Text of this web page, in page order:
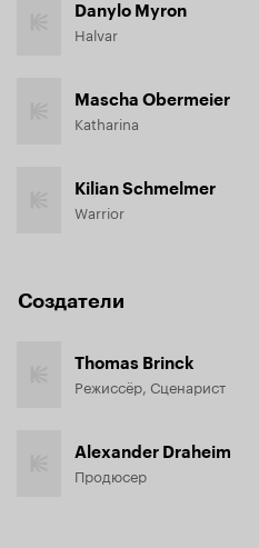
Danylo Myron
Halvar
Mascha Obermeier
Katharina
Kilian Schmelmer
Warrior
Создатели
Thomas Brinck
Режиссёр, Сценарист
Alexander Draheim
Продюсер